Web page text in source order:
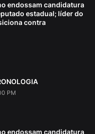
endossam candidatura
estadual; líder do
contra
PM
endossam candidatura